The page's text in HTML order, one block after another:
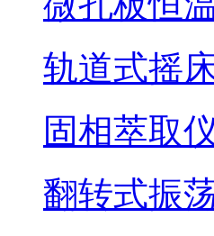
轨道式摇
固相萃取
翻转式振